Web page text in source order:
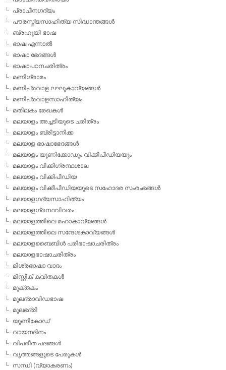
പ്രാചീനഗദ്യം
പൗരസ്ത്യസാഹിത്യ സിദ്ധാന്തങ്ങള്‍
ബ്രഹൂയി ഭാഷ
ഭാഷ എന്നാല്‍
ഭാഷാ ഭേദങ്ങള്‍
ഭാഷാപഠനചരിത്രം
മണിഗ്രാമം
മണിപ്രവാള ലഘുകാവ്യങ്ങള്‍
മണിപ്രവാളസാഹിത്യം
മതിലകം രേഖകള്‍
മലയാളം അച്ചടിയുടെ ചരിത്രം
മലയാളം ബ്രിട്ടാനിക്ക
മലയാള ഭാഷാഭേദങ്ങള്‍
മലയാളം യൂണിക്കോഡും വിക്കീപീഡിയയും
മലയാളം വിക്കിഗ്രന്ഥശാല
മലയാളം വിക്കിപീഡിയ
മലയാളം വിക്കീപീഡിയയുടെ സഹോദര സംരംഭങ്ങള്‍
മലയാളഗദ്യസാഹിത്യം
മലയാളഗ്രന്ഥവിവരം
മലയാളത്തിലെ മഹാകാവ്യങ്ങള്‍
മലയാളത്തിലെ സന്ദേശകാവ്യങ്ങള്‍
മലയാളബൈബിള്‍ പരിഭാഷാചരിത്രം
മലയാളഭാഷാചരിത്രം
മിശ്രഭാഷാ വാദം
മിസ്റ്റിക് കവിതകള്‍
മുക്തകം
മൂലദ്രാവിഡഭാഷ
മൂലഭദ്രി
യൂണികോഡ്
വായനദിനം
വിപരീത പദങ്ങള്‍
വൃത്തങ്ങളുടെ പേരുകള്‍
സന്ധി (വ്യാകരണം)